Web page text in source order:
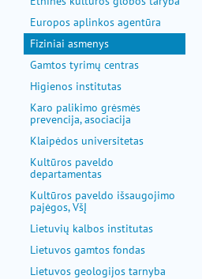
Europos aplinkos agentūra
Fiziniai asmenys
Gamtos tyrimų centras
Higienos institutas
Karo palikimo grėsmės
prevencija, asociacija
Klaipėdos universitetas
Kultūros paveldo
departamentas
Kultūros paveldo išsaugojimo
pajėgos, VšĮ
Lietuvių kalbos institutas
Lietuvos gamtos fondas
Lietuvos geologijos tarnyba